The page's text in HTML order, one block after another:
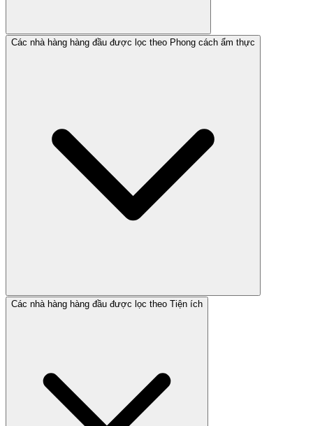
Các nhà hàng hàng đầu được lọc theo Phong cách ẩm thực
Các nhà hàng hàng đầu được lọc theo Tiện ích